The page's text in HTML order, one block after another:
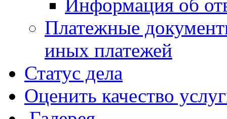
Информация об
Платежные
иных платежей
Статус дела
Оценить качество